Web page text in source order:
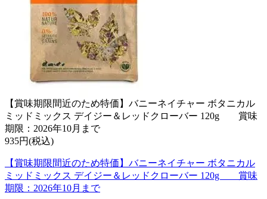
【賞味期限間近のため特価】バニーネイチャー ボタニカル
ミッドミックス デイジー＆レッドクローバー 120g 賞味
期限：2026年10月まで
935円(税込)
【賞味期限間近のため特価】バニーネイチャー ボタニカル
ミッドミックス デイジー＆レッドクローバー 120g 賞味
期限：2026年10月まで